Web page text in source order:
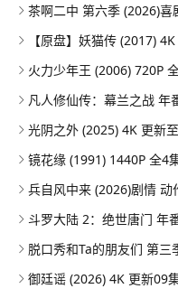
茶啊二中 第六季 (2026)
火力少年王 (2006) 720P
光阴之外 (2025) 4K 更新
镜花缘 (1991) 1440P 全4
御廷谣 (2026) 4K 更新09